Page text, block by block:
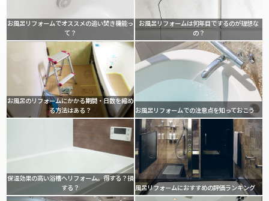
お風呂リフォームでオススメの追い焚き機能っ
て？
お風呂リフォームは何年目でするのが理想な
の？
お風呂のリフォームにかかる期間・日数を縮め
る方法はある？
お風呂リフォームでの注意点を知っておこう
保温効果の高い浴槽へリフォーム。得する？損
する？
風呂リフォームにおすすめの評価ランキング